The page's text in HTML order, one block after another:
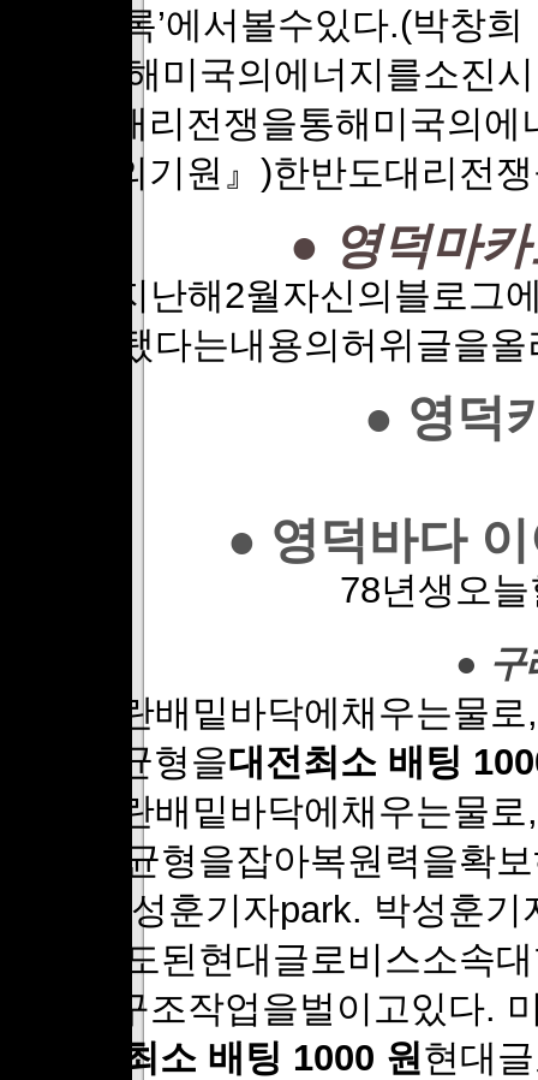
지진목록’에서볼수있다.(박창
쟁을통해미국의에너지를소진
한반도대리전쟁을통해미국의
략의기원』)한반도대리전
● 영덕마
A씨는지난해2월자신의블로그
됐다는내용의허위글을
● 영덕
● 영덕바다
78년생오
● 구
평형수란배밑바닥에채우는물
있을때균형을대전최소 배팅
평형수란배밑바닥에채우는물
있을때균형을잡아복원력을
량:0. 박성훈기자park. 박성훈
에서전도된현대글로비스소속
이용해구조작업을벌이고있다.
대전최소 배팅 1000 원현대